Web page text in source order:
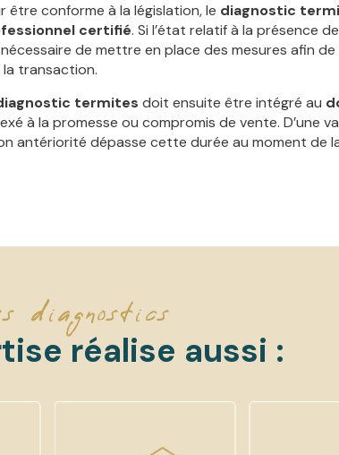
être conforme à la législation, le diagnostic
certifié. Si l’état relatif à la présence de
de mettre en place des mesures afin
la transaction.
termites doit ensuite être intégré au
à la promesse ou compromis de vente. D’une
antériorité dépasse cette durée au moment de
diagnostics
réalise aussi :